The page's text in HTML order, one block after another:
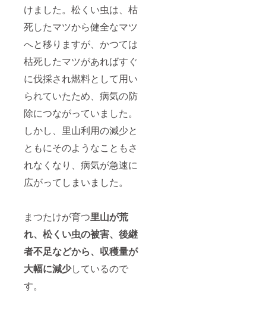
けました。松くい虫は、枯
死したマツから健全なマツ
へと移りますが、かつては
枯死したマツがあればすぐ
に伐採され燃料として用い
られていたため、病気の防
除につながっていました。
しかし、里山利用の減少と
ともにそのようなこともさ
れなくなり、病気が急速に
広がってしまいました。
まつたけが育つ里山が荒
れ、松くい虫の被害、後継
者不足などから、収穫量が
大幅に減少しているので
す。